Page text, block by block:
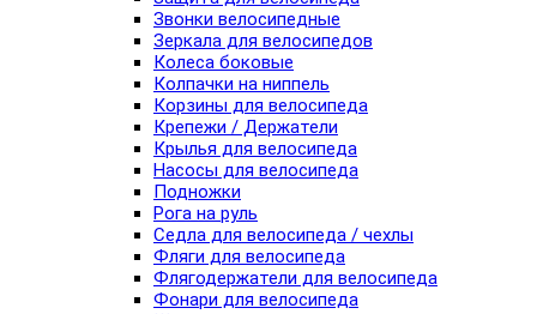
Звонки велосипедные
Зеркала для велосипедов
Колеса боковые
Колпачки на ниппель
Корзины для велосипеда
Крепежи / Держатели
Крылья для велосипеда
Насосы для велосипеда
Подножки
Рога на руль
Седла для велосипеда / чехлы
Фляги для велосипеда
Флягодержатели для велосипеда
Фонари для велосипеда